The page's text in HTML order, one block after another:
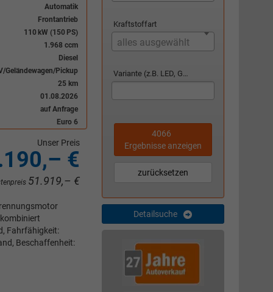
Automatik
Frontantrieb
110 kW (150 PS)
1.968 ccm
Diesel
Geländewagen/Pickup
25 km
01.08.2026
auf Anfrage
Euro 6
Unser Preis
€
51.919,– €
Fahrfähigkeit:
Beschaffenheit:
Kraftstoffart
alles ausgewählt
Variante (z.B. LED, GTI, Facelift...)
4066
Ergebnisse anzeigen
zurücksetzen
Detailsuche